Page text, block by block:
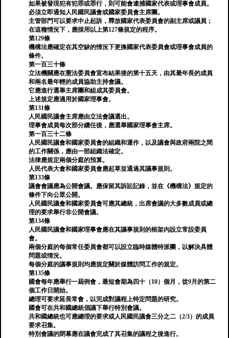
如果被發現犯有犯罪或罪行，則可能會逮捕國家代表或理事會成員。
必須立即通知人民國民議會或國家委員會主席團。
主管部門可以要求中止起訴，釋放國家代表委員會的副主席或議員；
在這種情況下，應採用以上第127條規定的程序。
第129條
機構法應確定在其空缺的情況下更換國家代表委員會或理事會成員的
條件。
第一百三十條
立法機關應在憲法委員會宣布結果後的第十五天，由其最年長的成員
和兩名最年輕的成員協助主持會議。
它應進行選舉主席團和組成其委員會。
上述規定應適用於國家理事會。
第131條
人民國民議會主席應由立法會議選出。
理事會成員每次部分續任後，應選舉國家理事會主席。
第一百三十二條
人民國民議會和國家委員會的組織和運作，以及議會與政府兩院之間
的工作關係，應由一部組織法確定。
法律應規定兩個分庭的預算。
人民代表大會和國家委員會應起草並通過其議事規則。
第133條
議會會議應為公開會議。應保留其訴訟記錄，並在《機構法》規定的
條件下向公眾公開。
人民國民議會和國家委員會可應其總統，出席會議的大多數成員或總
理的要求舉行非公開會議。
第134條
人民國民議會和國家理事會應在其議事規則的框架內設立常設委員
會。
兩個分庭的每個常任委員會都可以設立臨時媒體特派團，以解決具體
問題或情況。
每個分庭的議事規則均應規定關於媒體訪問工作的規定。
第135條
國會每年應舉行一屆例會，最短會期為四十（10）個月，從9月的第二
個工作日開始。
總理可要求延長常會，以完成對議程上特定問題的研究。
國會可在共和國總統倡議下舉行特別會議。
共和國總統也可應總理的要求或人民國民議會三分之二（2/3）的成員
要求召集。
特別會議的閉幕應在議會完成了其召集的議程之後進行。